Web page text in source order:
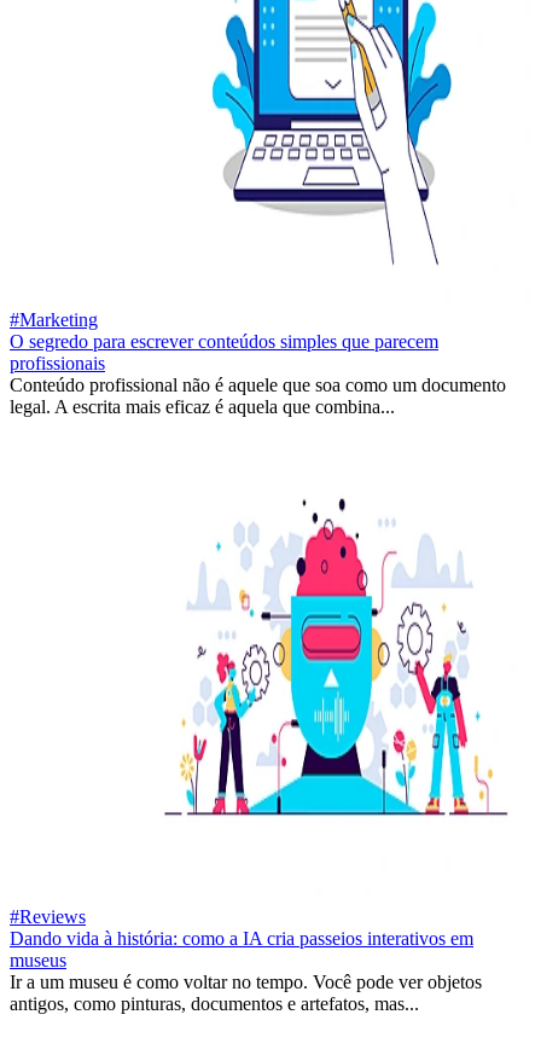
#Marketing
O segredo para escrever conteúdos simples que parecem
profissionais
Conteúdo profissional não é aquele que soa como um documento
legal. A escrita mais eficaz é aquela que combina...
#Reviews
Dando vida à história: como a IA cria passeios interativos em
museus
Ir a um museu é como voltar no tempo. Você pode ver objetos
antigos, como pinturas, documentos e artefatos, mas...